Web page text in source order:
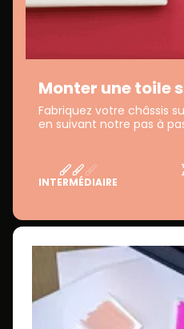
Monter une toile
Fabriquez votre châssis
en suivant notre pas à
INTERMÉDIAIRE